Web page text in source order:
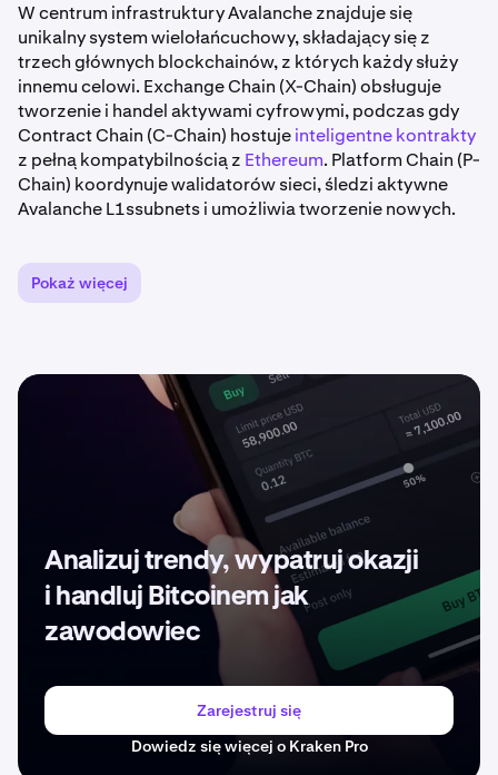
W centrum infrastruktury Avalanche znajduje się
unikalny system wielołańcuchowy, składający się z
trzech głównych blockchainów, z których każdy służy
innemu celowi. Exchange Chain (X-Chain) obsługuje
tworzenie i handel aktywami cyfrowymi, podczas gdy
Contract Chain (C-Chain) hostujeinteligentne kontrakty
z pełną kompatybilnością z Ethereum. Platform Chain (P-
Chain) koordynuje walidatorów sieci, śledzi aktywne
Avalanche L1ssubnets i umożliwia tworzenie nowych.
podsieci wielołańcuchowych. Avalanche L1s Subnets to
niestandardowe, suwerenne sieci blockchain, które
bez konkurowania o zasoby sieciowe z innymi
projektami. Ta elastyczność wspiera aplikacje od
prywatnych blockchainów korporacyjnych po sieci
Platforma osiąga wysoką wydajność dzięki
protokołowi konsensusu , Avalanche,
który osiąga wysoką przepustowość, zdolną do
przetwarzania do 4500 transakcji na sekundę z
finalnością poniżej sekundy. Ta wydajność nie odbywa
się kosztem decentralizacji, ponieważ sieć utrzymuje
bezpieczeństwo poprzez mechanizm stakingu,
wymagający od walidatorów stakowania 2000 AVAX z
minimalnym okresem blokady stakingbonding
wynoszącym dwa tygodnie.
Podstawy tokena AVAX
Pokaż więcej
Analizuj trendy, wypatruj okazji
i handluj Bitcoinem jak
zawodowiec
Zarejestruj się
Dowiedz się więcej o Kraken Pro